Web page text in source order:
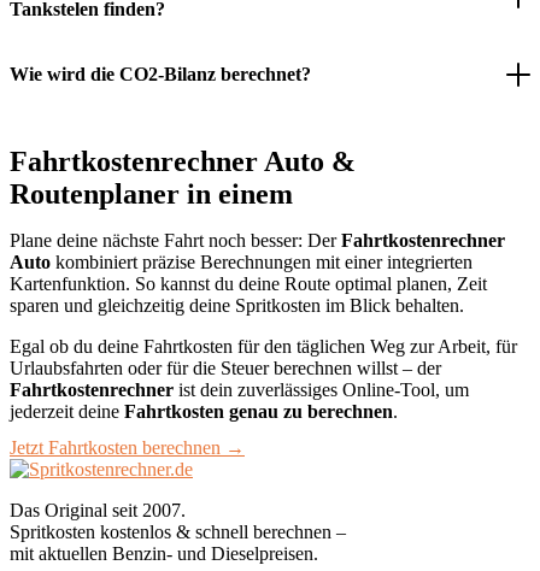
Tankstelen finden?
Wie wird die CO2-Bilanz berechnet?
Fahrtkostenrechner Auto &
Routenplaner in einem
Plane deine nächste Fahrt noch besser: DerFahrtkostenrechner
Auto kombiniert präzise Berechnungen mit einer integrierten
Kartenfunktion. So kannst du deine Route optimal planen, Zeit
sparen und gleichzeitig deine Spritkosten im Blick behalten.
Egal ob du deine Fahrtkosten für den täglichen Weg zur Arbeit, für
Urlaubsfahrten oder für die Steuer berechnen willst – der
Fahrtkostenrechner ist dein zuverlässiges Online-Tool, um
jederzeit deine Fahrtkosten genau zu berechnen.
Jetzt Fahrtkosten berechnen →
Das Original seit 2007.
Spritkosten kostenlos & schnell berechnen –
mit aktuellen Benzin- und Dieselpreisen.